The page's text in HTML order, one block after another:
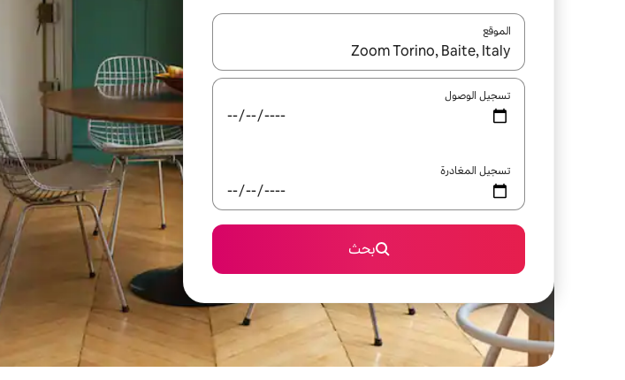
الموقع
عند توفر النتائج، انتقل باستخدام السهمين لأعلى ولأسفل أو استكشف عن طريق اللمس أو السحب.
تسجيل الوصول
تسجيل المغادرة
بحث